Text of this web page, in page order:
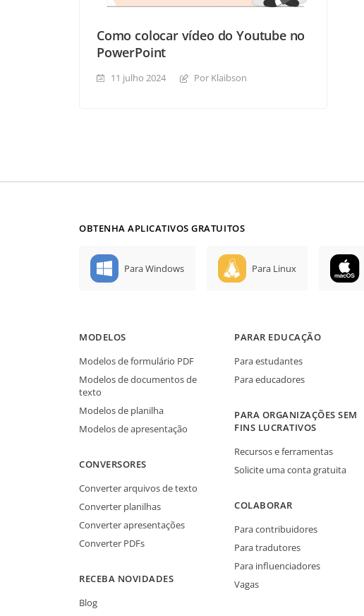
Como colocar vídeo do Youtube no
PowerPoint
11 julho 2024 Por Klaibson
OBTENHA APLICATIVOS GRATUITOS
Para Windows Para Linux
MODELOS
Modelos de formulário PDF
Modelos de documentos de
texto
Modelos de planilha
Modelos de apresentação
CONVERSORES
Converter arquivos de texto
Converter planilhas
Converter apresentações
Converter PDFs
RECEBA NOVIDADES
Blog
PARAR EDUCAÇÃO
Para estudantes
Para educadores
PARA ORGANIZAÇÕES SEM
FINS LUCRATIVOS
Recursos e ferramentas
Solicite uma conta gratuita
COLABORAR
Para contribuidores
Para tradutores
Para influenciadores
Vagas